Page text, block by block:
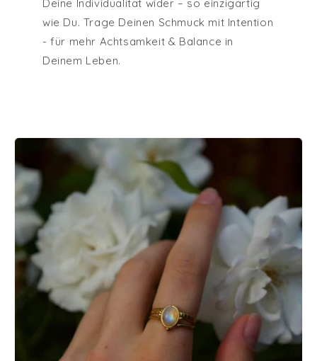
Deine Individualität wider – so einzigartig
wie Du. Trage Deinen Schmuck mit Intention
- für mehr Achtsamkeit & Balance in
Deinem Leben.